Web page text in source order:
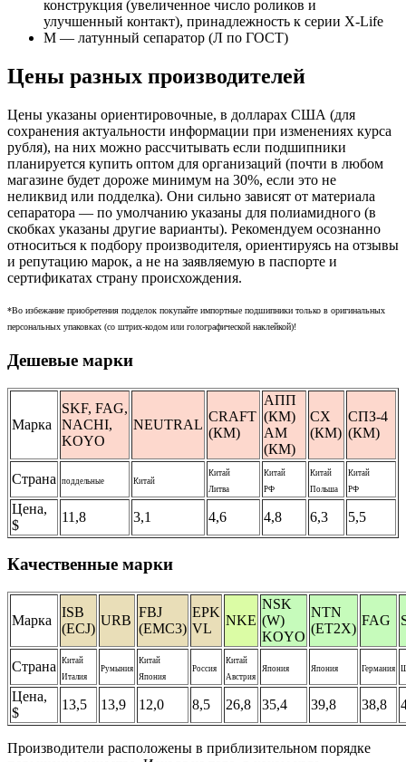
конструкция (увеличенное число роликов и
улучшенный контакт), принадлежность к серии X-Life
М — латунный сепаратор (Л по ГОСТ)
Цены разных производителей
Цены указаны ориентировочные, в долларах США (для
сохранения актуальности информации при изменениях курса
рубля), на них можно рассчитывать если подшипники
планируется купить оптом для организаций (почти в любом
магазине будет дороже минимум на 30%, если это не
неликвид или подделка). Они сильно зависят от материала
сепаратора — по умолчанию указаны для полиамидного (в
скобках указаны другие варианты). Рекомендуем осознанно
относиться к подбору производителя, ориентируясь на отзывы
и репутацию марок, а не на заявляемую в паспорте и
сертификатах страну происхождения.
*Во избежание приобретения подделок покупайте импортные подшипники только в оригинальных
персональных упаковках (со штрих-кодом или голографической наклейкой)!
Дешевые марки
Марка
SKF, FAG,
NACHI,
KOYO
NEUTRAL
CRAFT
(КМ)
АПП
(КМ)
АМ
(КМ)
CX
(КМ)
СПЗ-4
(КМ)
Страна поддельные Китай
Китай
Литва
Китай
РФ
Китай
Польша
Китай
РФ
Цена,
$
11,8 3,1 4,6 4,8 6,3 5,5
Качественные марки
Марка
ISB
(ECJ)
URB
FBJ
(EMC3)
EPK
VL
NKE
NSK
(W)
KOYO
NTN
(ET2X)
FAG
Страна
Китай
Италия
Румыния
Китай
Япония
Россия
Китай
Австрия
Япония Япония Германия
Цена,
$
13,5 13,9 12,0 8,5 26,8 35,4 39,8 38,8
Производители расположены в приблизительном порядке